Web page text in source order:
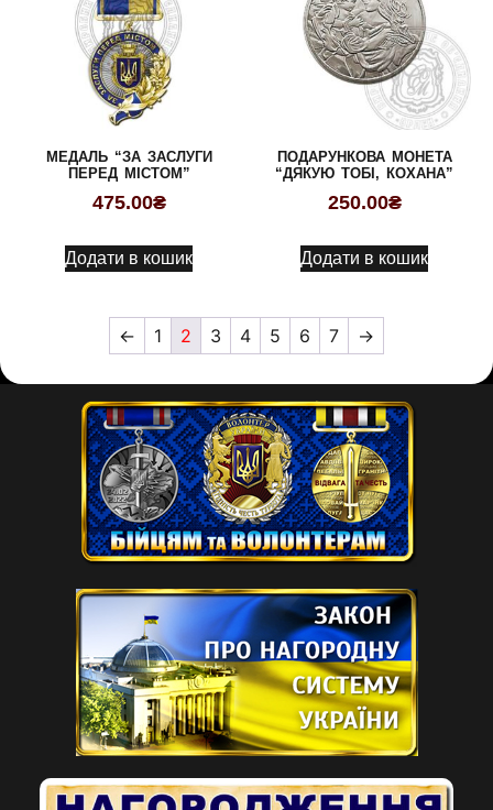
МЕДАЛЬ “ЗА ЗАСЛУГИ
ПЕРЕД МІСТОМ”
475.00₴
Додати в кошик
ПОДАРУНКОВА МОНЕТА
“ДЯКУЮ ТОБІ, КОХАНА”
250.00₴
Додати в кошик
← 1 2 3 4 5 6 7 →